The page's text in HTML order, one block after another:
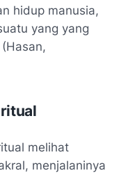
hidup manusia,
yang yang
melihat
menjalaninya